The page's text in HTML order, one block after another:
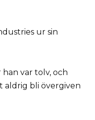
ur sin
han var tolv, och
aldrig bli övergiven